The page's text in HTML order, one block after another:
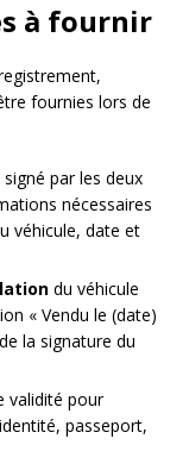
à fournir
fournies lors de
par les deux
nécessaires
véhicule, date et
du véhicule
« Vendu le (date)
la signature du
validité pour
passeport,